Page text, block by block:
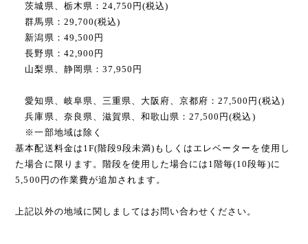
茨城県、栃木県：24,750円(税込)
群馬県：29,700(税込)
新潟県：49,500円
長野県：42,900円
山梨県、静岡県：37,950円
愛知県、岐阜県、三重県、大阪府、京都府：27,500円(税込)
兵庫県、奈良県、滋賀県、和歌山県：27,500円(税込)
※一部地域は除く
基本配送料金は1F(階段9段未満)もしくはエレベーターを使用し
た場合に限ります。階段を使用した場合には1階毎(10段毎)に
5,500円の作業費が追加されます。
上記以外の地域に関しましてはお問い合わせください。